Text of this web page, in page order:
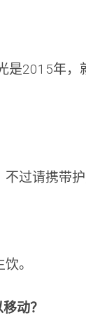
是2015年
过请携带护
。
动？